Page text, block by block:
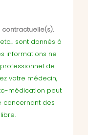
sont donnés à
informations ne
de
votre médecin,
médication peut
concernant des